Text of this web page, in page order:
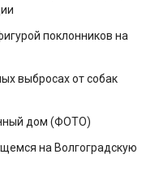
поклонников на
выбросах от собак
дом (ФОТО)
на Волгоградскую